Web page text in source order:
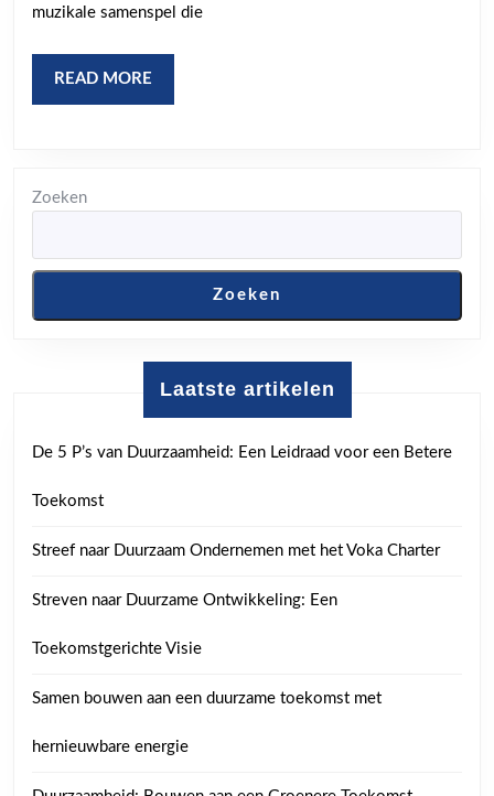
muzikale samenspel die
READ MORE
MORE
Zoeken
Zoeken
Laatste artikelen
De 5 P’s van Duurzaamheid: Een Leidraad voor een Betere
Toekomst
Streef naar Duurzaam Ondernemen met het Voka Charter
Streven naar Duurzame Ontwikkeling: Een
Toekomstgerichte Visie
Samen bouwen aan een duurzame toekomst met
hernieuwbare energie